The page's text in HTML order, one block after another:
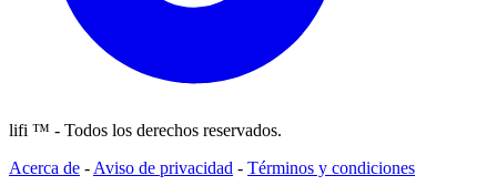
lifi ™ - Todos los derechos reservados.
Acerca de - Aviso de privacidad - Términos y condiciones